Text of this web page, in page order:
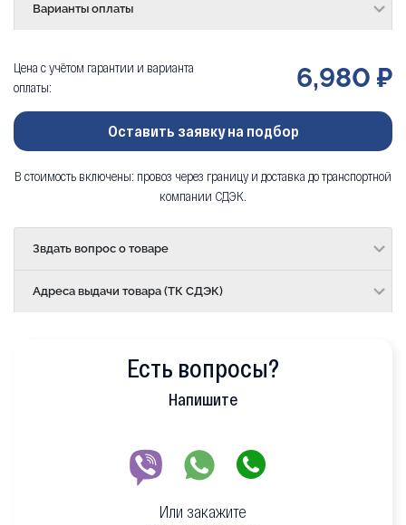
Варианты оплаты
Цена с учётом гарантии и варианта
оплаты:
6,980 ₽
Оставить заявку на подбор
В стоимость включены: провоз через границу и доставка до транспортной
компании СДЭК.
Звдать вопрос о товаре
Адреса выдачи товара (ТК СДЭК)
Есть вопросы?
Напишите
Или закажите